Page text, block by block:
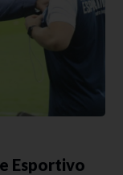
Esportivo